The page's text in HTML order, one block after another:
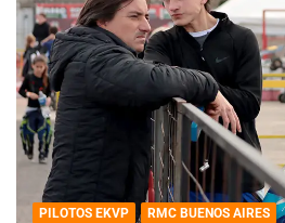
PILOTOS EKVP RMC BUENOS AIRES